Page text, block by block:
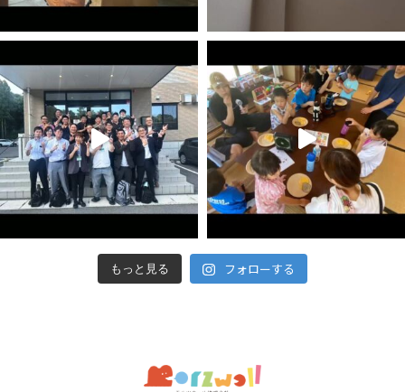
もっと見る フォローする